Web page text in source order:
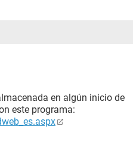
en algún inicio de
este programa: